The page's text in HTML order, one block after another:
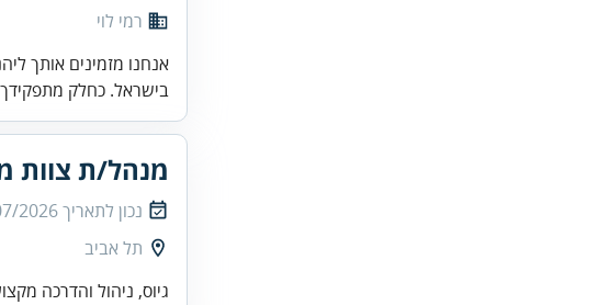
רמי לוי
אנחנו מזמינים אותך
בישראל. כחלק
מנהל/ת צוות
נכון לתאריך2026
תל אביב
גיוס, ניהול והדרכה